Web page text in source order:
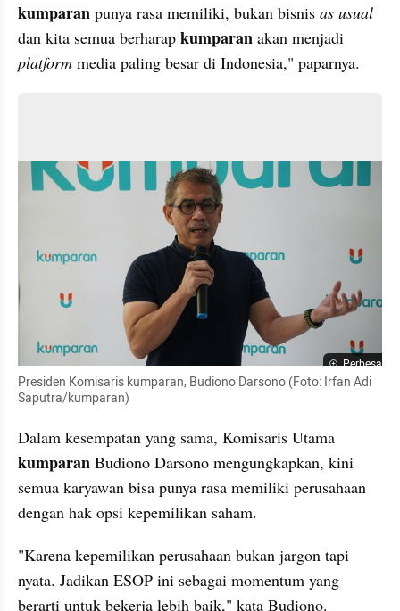
kumparan punya rasa memiliki, bukan bisnis as usual
dan kita semua berharap kumparan
platform media paling besar di Indonesia," paparnya.
Perbesar
Presiden Komisaris kumparan, Budiono Darsono (Foto: Irfan Adi
Saputra/kumparan)
kumparan Budiono Darsono mengungkapkan, kini
semua karyawan bisa punya rasa memiliki perusahaan
dengan hak opsi kepemilikan saham.
"Karena kepemilikan perusahaan bukan jargon tapi
nyata. Jadikan ESOP ini sebagai momentum yang
berarti untuk bekerja lebih baik," kata Budiono.